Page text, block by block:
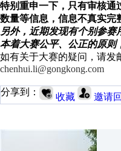
特别重申一下，只有审核通
数量等信息，信息不真实完
另外，近期发现有个别参
本着大赛公平、公正的原则
如有关于大赛的疑问，请发
chenhui.li@gongkong.com
分享到： 收藏 邀请